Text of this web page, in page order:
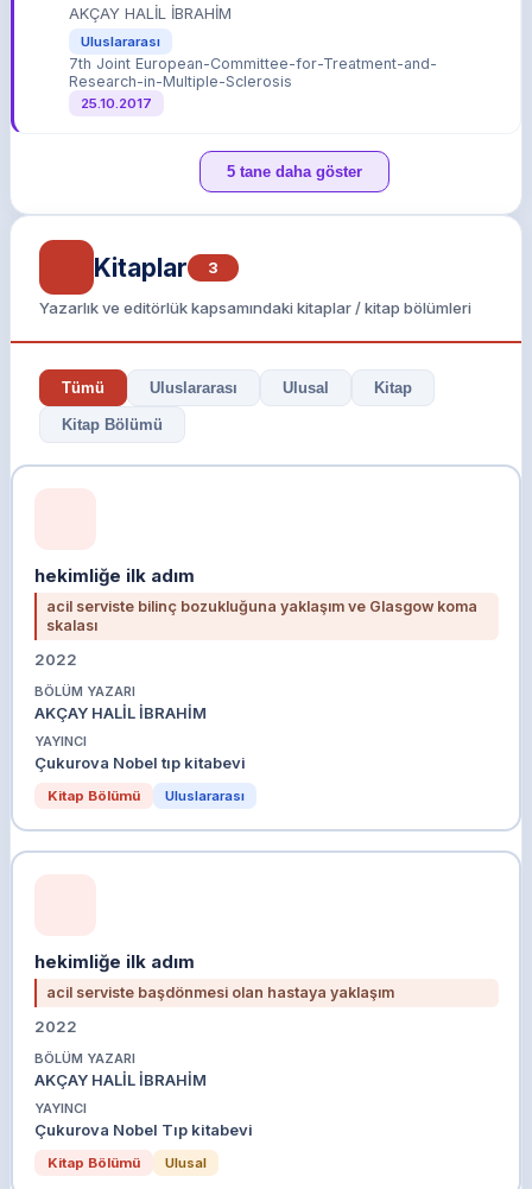
AKÇAY HALİL İBRAHİM
Uluslararası
7th Joint European-Committee-for-Treatment-and-
Research-in-Multiple-Sclerosis
25.10.2017
5 tane daha göster
Kitaplar 3
Yazarlık ve editörlük kapsamındaki kitaplar / kitap bölümleri
Tümü Uluslararası Ulusal Kitap
Kitap Bölümü
hekimliğe ilk adım
acil serviste bilinç bozukluğuna yaklaşım ve Glasgow koma
skalası
2022
BÖLÜM YAZARI
AKÇAY HALİL İBRAHİM
YAYINCI
Çukurova Nobel tıp kitabevi
Kitap Bölümü Uluslararası
hekimliğe ilk adım
acil serviste başdönmesi olan hastaya yaklaşım
2022
BÖLÜM YAZARI
AKÇAY HALİL İBRAHİM
YAYINCI
Çukurova Nobel Tıp kitabevi
Kitap Bölümü Ulusal